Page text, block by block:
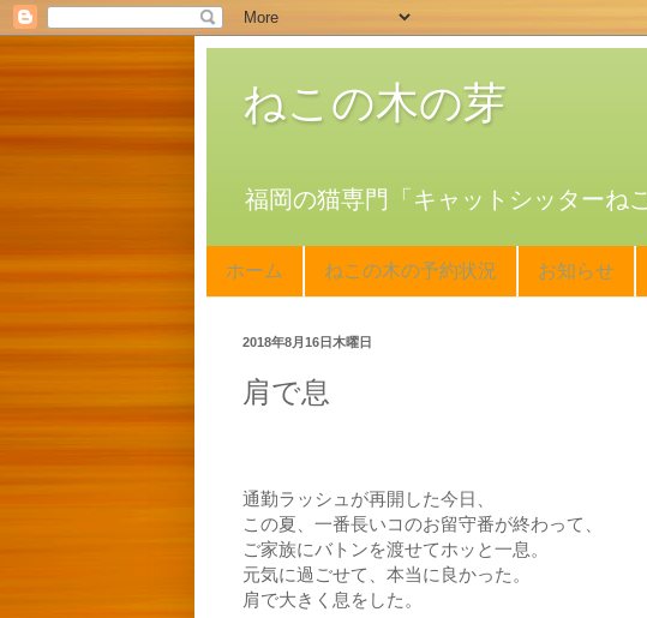
ねこの木の芽
福岡の猫専門「キャットシッター
ホーム ねこの木の予約状況 お知らせ
2018年8月16日木曜日
肩で息
通勤ラッシュが再開した今日、
この夏、一番長いコのお留守番が終わって、
ご家族にバトンを渡せてホッと一息。
元気に過ごせて、本当に良かった。
肩で大きく息をした。